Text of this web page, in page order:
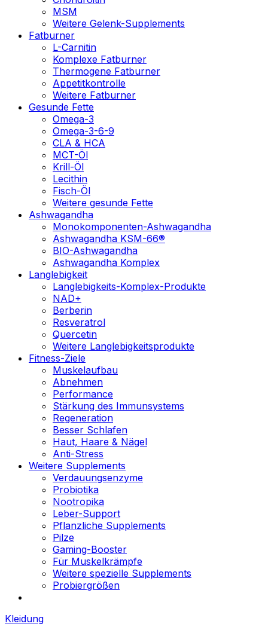
MSM
Weitere Gelenk-Supplements
Fatburner
L-Carnitin
Komplexe Fatburner
Thermogene Fatburner
Appetitkontrolle
Weitere Fatburner
Gesunde Fette
Omega-3
Omega-3-6-9
CLA & HCA
MCT-Öl
Krill-Öl
Lecithin
Fisch-Öl
Weitere gesunde Fette
Ashwagandha
Monokomponenten-Ashwagandha
Ashwagandha KSM-66®
BIO-Ashwagandha
Ashwagandha Komplex
Langlebigkeit
Langlebigkeits-Komplex-Produkte
NAD+
Berberin
Resveratrol
Quercetin
Weitere Langlebigkeitsprodukte
Fitness-Ziele
Muskelaufbau
Abnehmen
Performance
Stärkung des Immunsystems
Regeneration
Besser Schlafen
Haut, Haare & Nägel
Anti-Stress
Weitere Supplements
Verdauungsenzyme
Probiotika
Nootropika
Leber-Support
Pflanzliche Supplements
Pilze
Gaming-Booster
Für Muskelkrämpfe
Weitere spezielle Supplements
Probiergrößen
Kleidung